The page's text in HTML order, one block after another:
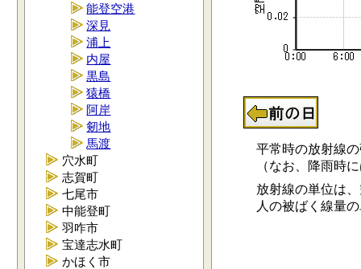
能登空港
深見
浦上
内屋
黒島
猿橋
阿岸
剱地
馬渡
穴水町
志賀町
七尾市
中能登町
羽咋市
宝達志水町
かほく市
平常時の放射線の
（なお、降雨時に
放射線の単位は、
人の被ばく線量の